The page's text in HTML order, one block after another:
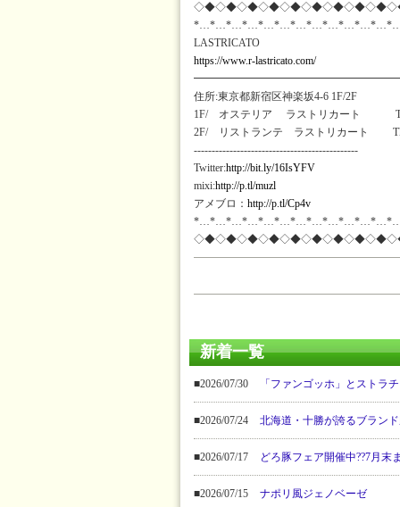
LASTRICATO
https://www.r-lastricato.com/
住所:東京都新宿区神楽坂4-6 1F/2F
1F/ オステリア ラストリカート
2F/ リストランテ ラストリカート
----------------------------------------------
Twitter:http://bit.ly/16IsYFV
mixi:http://p.tl/muzl
アメブロ： http://p.tl/Cp4v
新着一覧
■2026/07/30 「ファンゴッホ」とストラ
■2026/07/24 北海道・十勝が誇るブランド
■2026/07/17 どろ豚フェア開催中??7月末
■2026/07/15 ナポリ風ジェノベーゼ